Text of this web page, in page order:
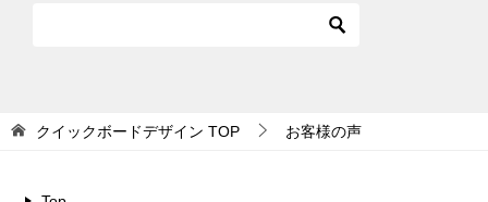
クイックボードデザイン TOP お客様の声